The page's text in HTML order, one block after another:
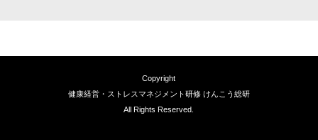
Copyright
健康経営・ストレスマネジメント研修 けんこう総研
All Rights Reserved.